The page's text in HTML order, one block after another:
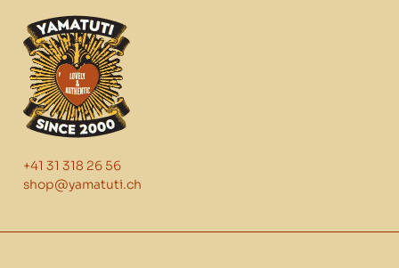
+41 31 318 26 56
shop@yamatuti.ch